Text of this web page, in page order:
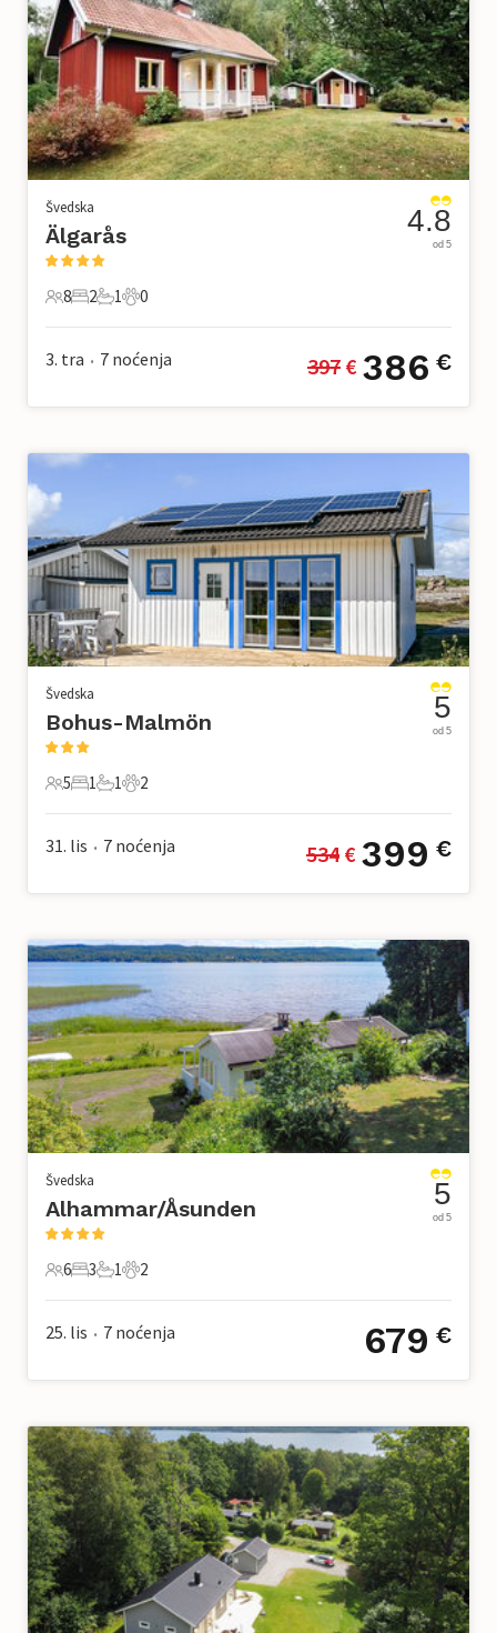
Švedska
Älgarås
8 Gosti
8
2 Spavaće sobe
2
1 Kupaonica
1
0 Kućni ljubimac
0
4.8
od 5
3. tra • 7 noćenja 397 € 386 €
Švedska
Bohus-Malmön
5 Gosti
5
1 Spavaća soba
1
1 Kupaonica
1
2 Kućni ljubimac
2
5
od 5
31. lis • 7 noćenja 534 € 399 €
Švedska
Alhammar/Åsunden
6 Gosti
6
3 Spavaće sobe
3
1 Kupaonica
1
2 Kućni ljubimac
2
5
od 5
25. lis • 7 noćenja 679 €